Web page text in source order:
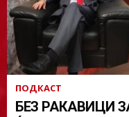
ПОДКАСТ
БЕЗ РАКАВИЦИ